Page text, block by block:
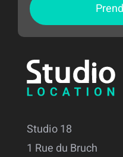
Studio 18
1 Rue du Bruch